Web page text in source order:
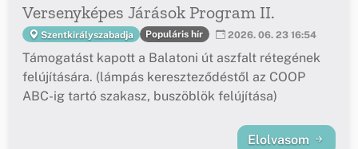
Versenyképes Járások Program II.
Szentkirályszabadja Populáris hír 2026. 06. 23 16:54
Támogatást kapott a Balatoni út aszfalt rétegének
felújítására. (lámpás kereszteződéstől az COOP
ABC-ig tartó szakasz, buszöblök felújítása)
Elolvasom